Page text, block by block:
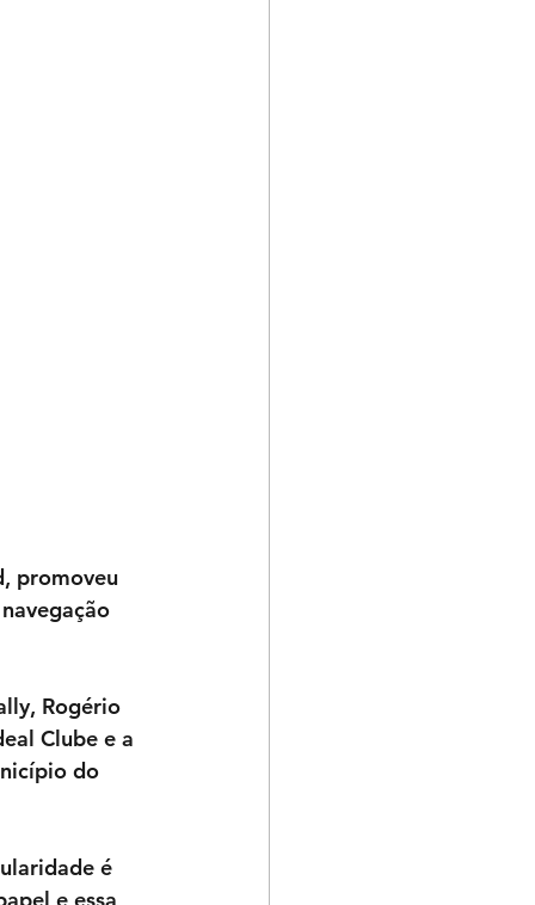
promoveu
Rogério
Clube e a
do
é